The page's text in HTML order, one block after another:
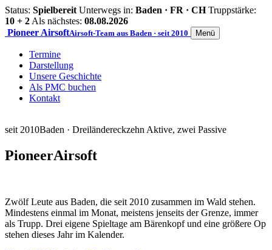
Status: Spielbereit Unterwegs in: Baden · FR · CH Truppstärke:
10 + 2 Als nächstes: 08.08.2026
Pioneer AirsoftAirsoft-Team aus Baden · seit 2010 Menü
Termine
Darstellung
Unsere Geschichte
Als PMC buchen
Kontakt
seit 2010Baden · Dreiländereckzehn Aktive, zwei Passive
PioneerAirsoft
Zwölf Leute aus Baden, die seit 2010 zusammen im Wald stehen.
Mindestens einmal im Monat, meistens jenseits der Grenze, immer
als Trupp. Drei eigene Spieltage am Bärenkopf und eine größere Op
stehen dieses Jahr im Kalender.